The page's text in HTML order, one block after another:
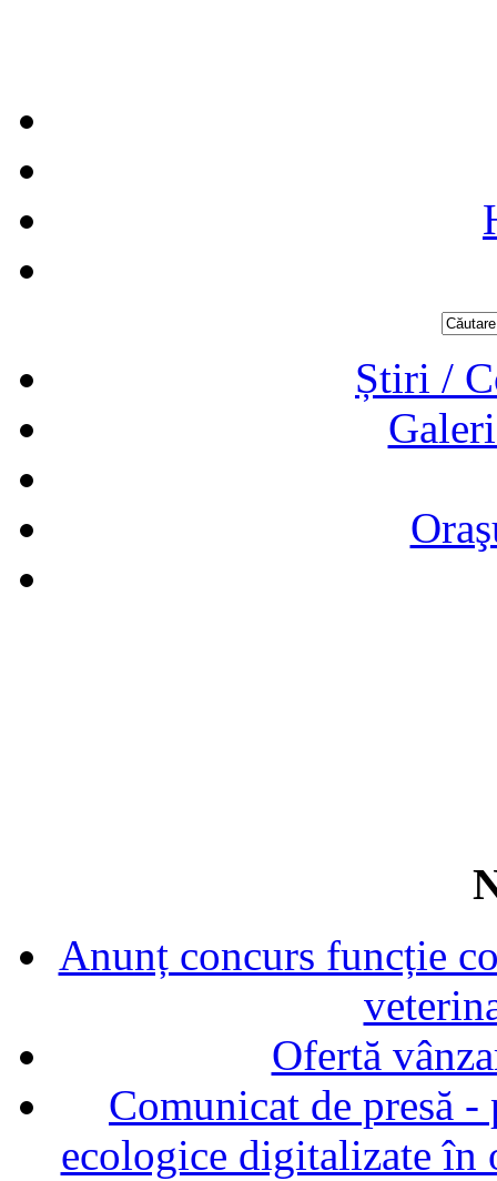
Știri /
Anunț concurs funcție
Ofertă
Comunicat de presă
ecologice digitalizate în